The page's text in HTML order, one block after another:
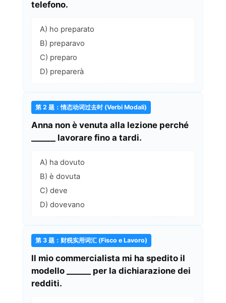
telefono.
A) ho preparato
B) preparavo
C) preparo
D) preparerà
第 2 题：情态动词过去时 (Verbi Modali)
Anna non è venuta alla lezione perché
______ lavorare fino a tardi.
A) ha dovuto
B) è dovuta
C) deve
D) dovevano
第 3 题：财税实用词汇 (Fisco e Lavoro)
Il mio commercialista mi ha spedito il
modello ______ per la dichiarazione dei
redditi.